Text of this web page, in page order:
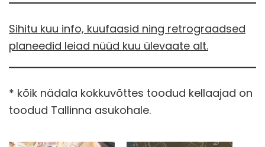
Sihitu kuu info, kuufaasid ning retrograadsed
planeedid leiad nüüd kuu ülevaate alt.
* kõik nädala kokkuvõttes toodud kellaajad on
toodud Tallinna asukohale.